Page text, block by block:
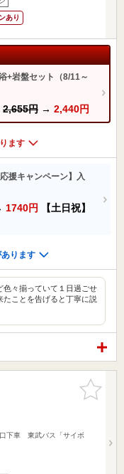
あり
+岩盤セット（8/11～
2,655円 → 2,440円
ます
援キャンペーン】入
1740円
【土日祝】
ります
色々揃っていて１日過ごせ
たことを告げると丁寧に説
お気に入
りに追加
下車 東武バス「サイボ